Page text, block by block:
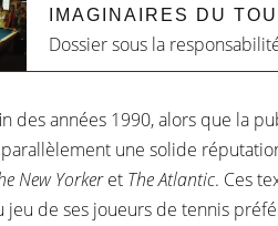
IMAGINAIRES DU
Dossier sous la
des années 1990, alors que la
parallèlement une solide
New Yorkeret The Atlantic. Ces
jeu de ses joueurs de tennis